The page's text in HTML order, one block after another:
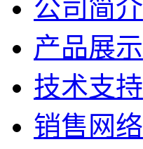
公司简介
产品展示
技术支持
销售网络